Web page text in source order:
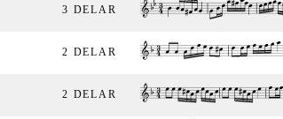
3 DELAR
2 DELAR
2 DELAR